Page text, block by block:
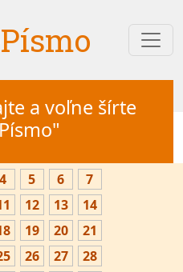
Písmo
a voľne šírte
4 5 6
7
12 13
14
19 20
21
26 27
28